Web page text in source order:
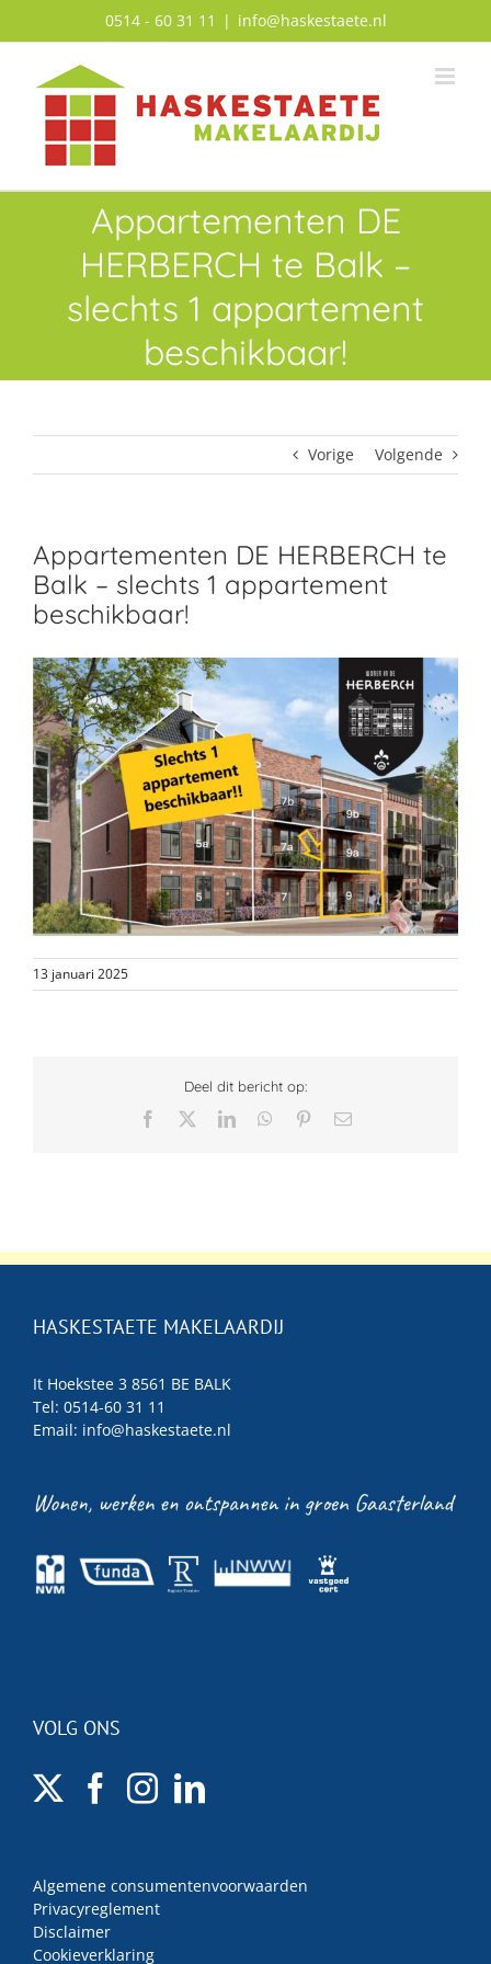
0514 - 60 31 11 | info@haskestaete.nl
Appartementen DE
HERBERCH te Balk –
slechts 1 appartement
beschikbaar!
Vorige Volgende
Appartementen DE HERBERCH te
Balk – slechts 1 appartement
beschikbaar!
13 januari 2025
Deel dit bericht op:
Facebook
LinkedInWhatsApp
Pinterest
E-
HASKESTAETE MAKELAARDIJ
It Hoekstee 3 8561 BE BALK
Tel: 0514-60 31 11
Email: info@haskestaete.nl
VOLG ONS
Algemene consumentenvoorwaarden
Privacyreglement
Disclaimer
Cookieverklaring